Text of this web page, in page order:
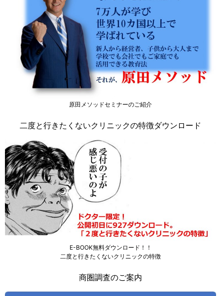
原田メソッドセミナーのご紹介
二度と行きたくないクリニックの特徴ダウンロード
E-BOOK無料ダウンロード！！
二度と行きたくないクリニックの特徴
商圏調査のご案内